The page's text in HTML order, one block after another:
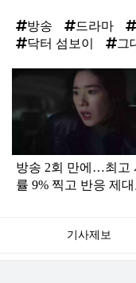
방송 드라마
닥터 섬보이
그
방송 2회 만에…최고
률 9% 찍고 반응 제
기사제보